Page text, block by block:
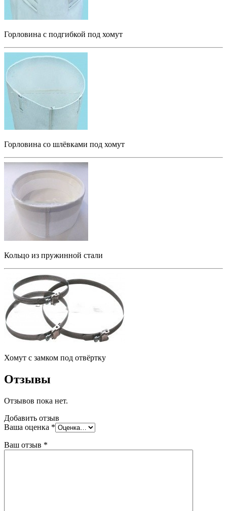
Горловина с подгибкой под хомут
Горловина со шлёвками под хомут
Кольцо из пружинной стали
Хомут с замком под отвёртку
Отзывы
Отзывов пока нет.
Добавить отзыв
Ваша оценка *
Ваш отзыв *